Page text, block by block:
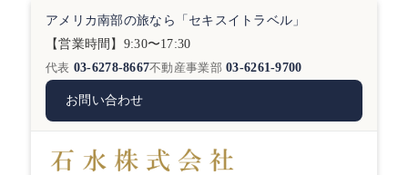
アメリカ南部の旅なら「セキスイトラベル」
【営業時間】9:30〜17:30
代表 03-6278-8667不動産事業部 03-6261-9700
お問い合わせ